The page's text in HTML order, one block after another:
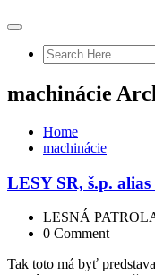
machinácie
Home
machinácie
LESY SR, š.p.
LESNÁ
0 Comment
Tak toto má byť